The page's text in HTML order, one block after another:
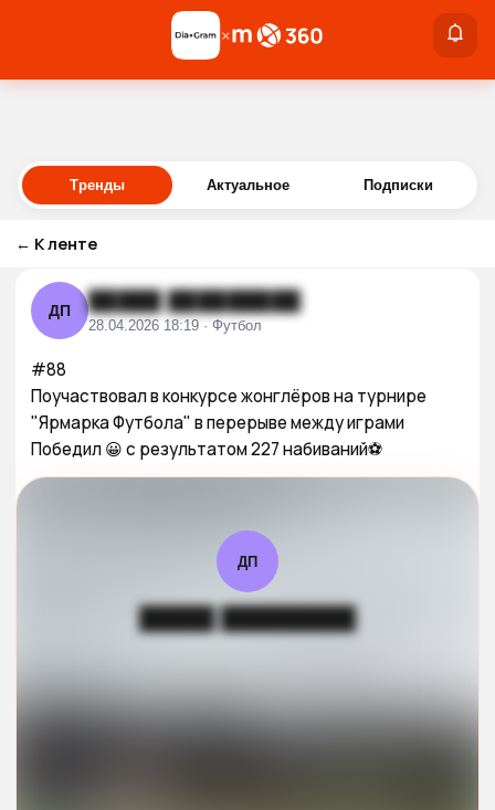
Войти
×
Тренды Актуальное Подписки
← К ленте
ДП █████ █████████
28.04.2026 18:19 · Футбол
#88
Поучаствовал в конкурсе жонглёров на турнире
"Ярмарка Футбола" в перерыве между играми
Победил 😀 с результатом 227 набиваний⚽
ДП
█████ █████████